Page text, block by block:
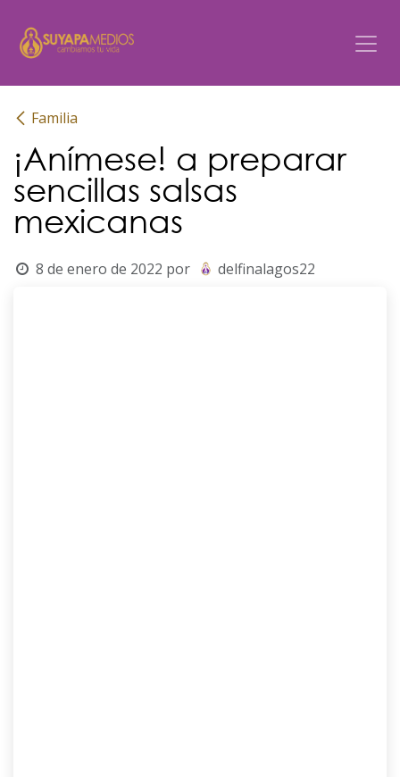
Familia
¡Anímese! a preparar
sencillas salsas
mexicanas
8 de enero de 2022 por delfinalagos22